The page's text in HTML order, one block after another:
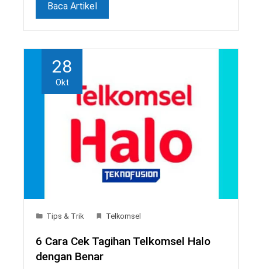
Baca Artikel
28
Okt
Tips & Trik Telkomsel
6 Cara Cek Tagihan Telkomsel Halo
dengan Benar